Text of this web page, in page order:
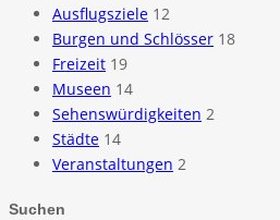
Ausflugsziele 12
Burgen und Schlösser 18
Freizeit 19
Museen 14
Sehenswürdigkeiten 2
Städte 14
Veranstaltungen 2
Suchen